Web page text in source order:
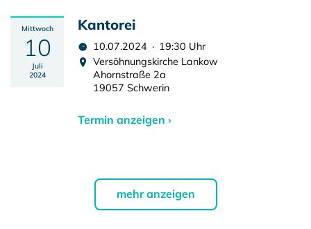
Mittwoch
10
Juli
2024
Kantorei
10.07.2024 · 19:30 Uhr
Versöhnungskirche Lankow
Ahornstraße 2a
19057 Schwerin
Termin anzeigen ›
mehr anzeigen